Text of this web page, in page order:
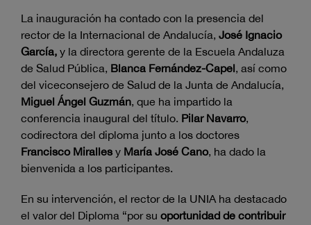
La inauguración ha contado con la presencia del
rector de la Internacional de Andalucía, José Ignacio
García, y la directora gerente de la Escuela Andaluza
de Salud Pública, Blanca Fernández-Capel, así como
del viceconsejero de Salud de la Junta de Andalucía,
Miguel Ángel Guzmán, que ha impartido la
conferencia inaugural del título. Pilar Navarro,
codirectora del diploma junto a los doctores
Francisco Miralles y María José Cano, ha dado la
bienvenida a los participantes.
En su intervención, el rector de la UNIA ha destacado
el valor del Diploma “por su oportunidad de contribuir